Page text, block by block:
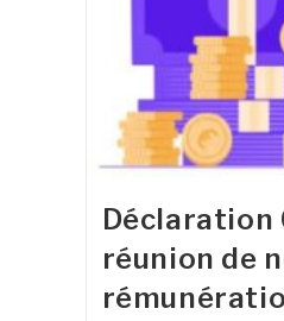
Déclaration
réunion de